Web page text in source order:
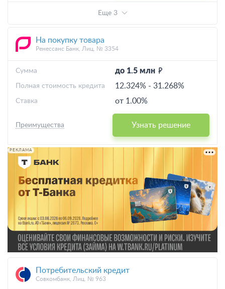
Еще 3
На покупку товара
Ренессанс Банк, Лиц. № 3354
до 1.5 млн
Cумма
12.324% - 31.268%
Полная стоимость кредита
от 1.00%
Ставка
Узнать решение
Преимущества
РЕКЛАМА
Потребительский кредит
Совкомбанк, Лиц. № 963